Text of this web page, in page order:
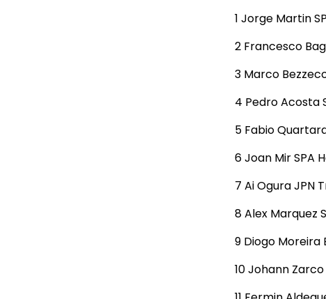
1 Jorge Martin
2 Francesco
3 Marco
4 Pedro Acosta
5 Fabio
6 Joan Mir SPA
7 Ai Ogura JPN
8 Alex Marquez
9 Diogo Moreira
10 Johann Zarco